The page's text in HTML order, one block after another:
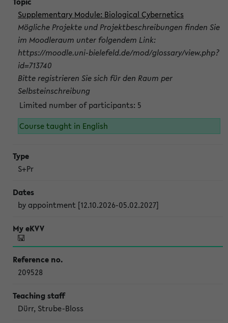
Supplementary Module: Biological Cybernetics
Mögliche Projekte und Projektbeschreibungen finden Sie
im Moodleraum unter folgendem Link:
https://moodle.uni-bielefeld.de/mod/glossary/view.php?
id=713740
Bitte registrieren Sie sich für den Raum per
Selbsteinschreibung
Limited number of participants: 5
Course taught in English
S+Pr
by appointment [12.10.2026-05.02.2027]
209528
Dürr, Strube-Bloss